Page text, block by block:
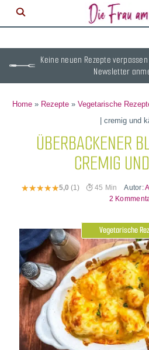
Keine neuen Rezepte
Newsletter
Home » Rezepte » Vegetarische
| cremig und
ÜBERBACKENER
CREMIG
5,0 (1) 45 Min Autor:
2
Vegetarische